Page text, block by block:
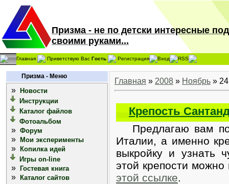
Призма - не по детски интересные
своими руками...
Главная Приветствую Вас Гость Регистрация Вход RSS
Призма - Меню
»
Новости
Инструкции
Каталог файлов
Фотоальбом
» Форум
» Мои эксперименты
»
Копилка идей
Игры on-line
» Гостевая книга
» Каталог сайтов
Главная » 2008 » Ноябрь » 24
Крепость
Предлагаю вам
Италии, а именно
выкройку и узнать
этой крепости
этой ссылке.